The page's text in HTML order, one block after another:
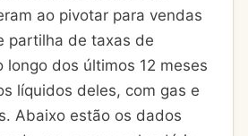
ao pivotar para vendas
partilha de taxas de
longo dos últimos 12 meses
líquidos deles, com gas e
Abaixo estão os dados